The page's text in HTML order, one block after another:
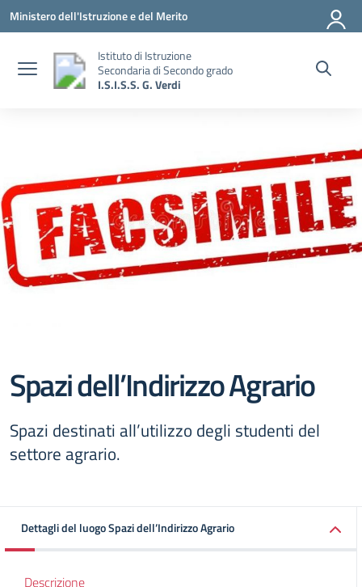
Vai ai contenuti
Vai al menu di navigazione
Vai al footer
Ministero dell'Istruzione e del Merito
Istituto di Istruzione
Secondaria di Secondo grado
I.S.I.S.S. G. Verdi
Spazi dell’Indirizzo Agrario
Spazi destinati all’utilizzo degli studenti del
settore agrario.
Dettagli del luogo Spazi dell’Indirizzo Agrario
Descrizione